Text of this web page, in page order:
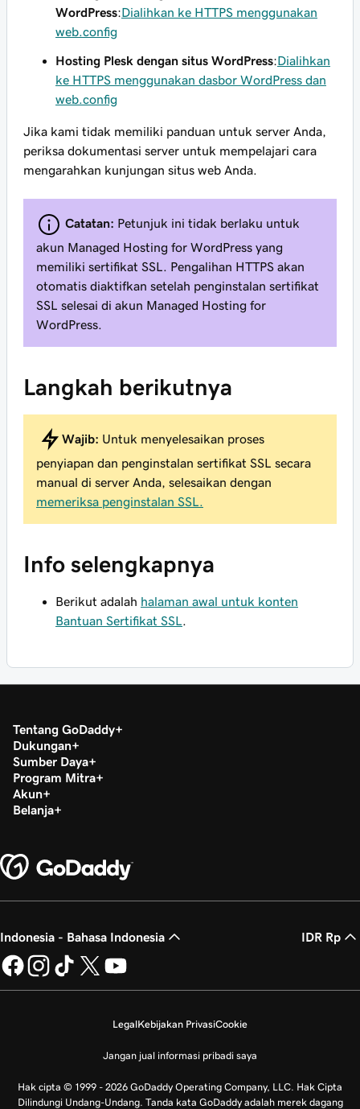
WordPress:Dialihkan ke HTTPS menggunakan
web.config
Hosting Plesk dengan situs WordPress:Dialihkan
ke HTTPS menggunakan dasbor WordPress dan
web.config
Jika kami tidak memiliki panduan untuk server Anda,
periksa dokumentasi server untuk mempelajari cara
mengarahkan kunjungan situs web Anda.
Catatan: Petunjuk ini tidak berlaku untuk
akun Managed Hosting for WordPress yang
memiliki sertifikat SSL. Pengalihan HTTPS akan
otomatis diaktifkan setelah penginstalan sertifikat
SSL selesai di akun Managed Hosting for
WordPress.
Langkah berikutnya
Wajib: Untuk menyelesaikan proses
penyiapan dan penginstalan sertifikat SSL secara
manual di server Anda, selesaikan dengan
memeriksa penginstalan SSL.
Info selengkapnya
Berikut adalah halaman awal untuk konten
Bantuan Sertifikat SSL
Tentang GoDaddy
Dukungan
Sumber Daya
Program Mitra
Akun
Belanja
Indonesia - Bahasa Indonesia IDR Rp
LegalKebijakan PrivasiCookie
Jangan jual informasi pribadi saya
Hak cipta © 1999 - 2026 GoDaddy Operating Company, LLC. Hak Cipta
Dilindungi Undang-Undang. Tanda kata GoDaddy adalah merek dagang